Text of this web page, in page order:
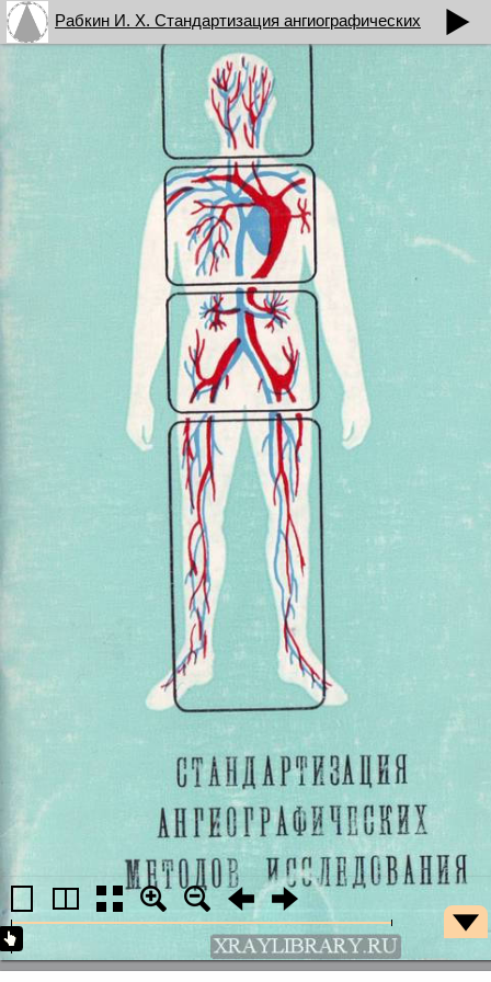
Рабкин И. Х. Стандартизация ангиографических
методов исследования (сборник научных трудов)